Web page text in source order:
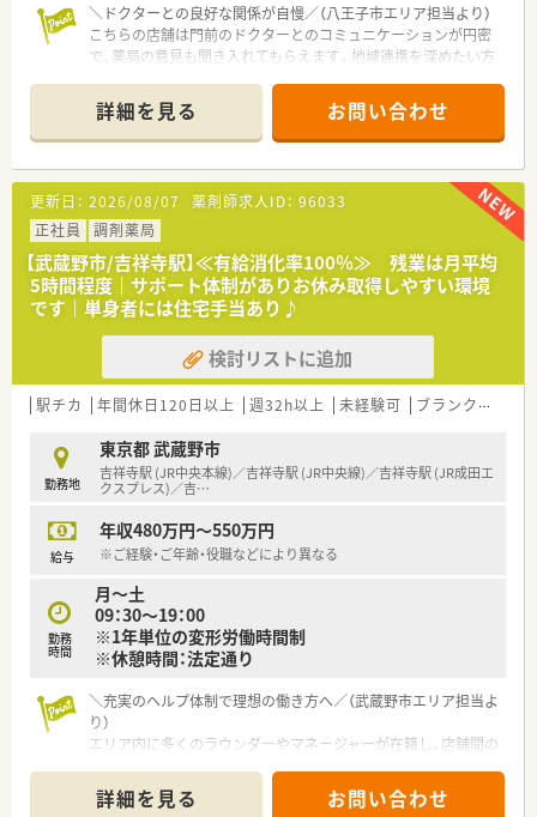
■グループ全体で東京都を中心に山梨県や滋賀県も含めて計16
店舗を運営しており、強固な経営基盤を持つ安定企業です。
■地域住民の身近な相談相手として、地域密着型の「かかりつけ
薬局」を目指した安心の医療サービスを提供しています。
■無理な店舗展開や急な異動要請などは一切行わず、基本的には
店舗ごとの採用を重視して地域に根ざした運営を行います。
【勤務実態について】
■お休みは平日1日の曜日固定休に加えて土曜日の午後、日曜
日、祝日となっており、人気の週休2.5日制を実現しています。
■曜日固定のお休みが祝日と重なった場合は別日にしっかりと
振替休日を取得できるため、年間休日数は120日以上です。
■勤務薬剤師の残業時間は月平均10時間から15時間程度と少な
めで、帰宅時間は19時から19時半の間がほとんどです。
＼ドクターとの良好な関係が自慢／（八王子市エリア担当より）
こちらの店舗は門前のドクターとのコミュニケーションが円密
で、薬局の意見も聞き入れてもらえます。地域連携を深めたい方
＊------------------------------------------＊
【店舗情報と応需状況について】
■門前クリニックのドクターとの関係性は非常に良好であり、薬
局側の意見もしっかりと聞き入れてもらえる風通しの良い環境
です。
■主な応需科目は内科や小児科、皮膚科などで構成されており、
処方箋枚数は1日に80枚から130枚程度と適度な忙しさです。
■在宅業務については施設在宅が1件ありますが、代表者がメイ
ンで対応を行うため、採用後は外来業務に集中することが可能で
す。
【法人特徴について】
■東京都八王子市内に特化して調剤薬局を運営しているため、地
域密着型の経営を行っており転勤の心配も一切ございません。
タッフが揃っているため離職率が低く安定しているのが特徴で
す。
■ドクターとの信頼関係が厚いため、疑義照会などもスムーズに
【勤務実態について】
すく、ワークライフバランスを重視したい方には最適な職場で
す。
■門前の受付が18時に終了するため、患者様の切れが良く、閉局
後の残業も少ないため18時台には退勤できることが多いです。
いため、働いた分だけしっかりと評価される仕組みが整っていま
す。
詳細を見る お問い合わせ
更新日： 2026/08/07 薬剤師求人ID： 96033
正社員
調剤薬局
【武蔵野市/吉祥寺駅】≪有給消化率100％≫ 残業は月平均
5時間程度｜サポート体制がありお休み取得しやすい環境
です｜単身者には住宅手当あり♪
検討リストに追加
駅チカ 年間休日120日以上 週32h以上 未経験可 ブランク可
勤務地
東京都 武蔵野市
吉祥寺駅 (JR中央本線)／吉祥寺駅 (JR中央線)／吉祥寺駅 (JR成田エ
クスプレス)／吉…
給与
年収480万円～550万円
※ご経験・ご年齢・役職などにより異なる
勤務
時間
月～土
09：30～19：00
※1年単位の変形労働時間制
※休憩時間：法定通り
＼充実のヘルプ体制で理想の働き方へ／（武蔵野市エリア担当よ
り）
エリア内に多くのラウンダーやマネージャーが在籍し、店舗間の
後と少なめなため、私生活を大切にできます。
＊------------------------------------------＊
詳細を見る お問い合わせ